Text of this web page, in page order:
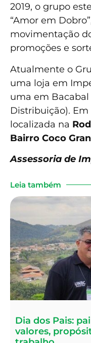
2019, o grupo
“Amor em
movimentação
promoções e
Atualmente o
uma loja em
uma em Bacabal
Distribuição).
localizada na
Bairro Coco
Assessoria de
Leia também
Dia dos Pais:
valores,